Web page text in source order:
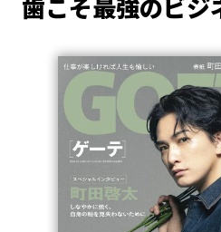
歯こそ最強のビジ